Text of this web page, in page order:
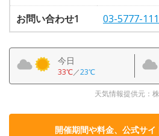
お問い合わせ1
03-5777-
今日
33℃／23℃
天気情報提供元：
開催期間や料金、公式サイ